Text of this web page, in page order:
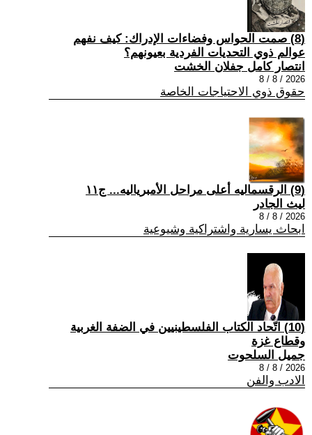
(8) صمت الحواس وفضاءات الإدراك: كيف نفهم
عوالم ذوي التحديات الفردية بعيونهم؟
انتصار كامل جفلان الخشت
2026 / 8 / 8
حقوق ذوي الاحتياجات الخاصة
(9) الرقسماليه أعلى مراحل الأمبرياليه... ج١١
ليث الجادر
2026 / 8 / 8
ابحاث يسارية واشتراكية وشيوعية
(10) اتّحاد الكتاب الفلسطينيين في الضفة الغربية
وقطاع غزة
جميل السلحوت
2026 / 8 / 8
الادب والفن